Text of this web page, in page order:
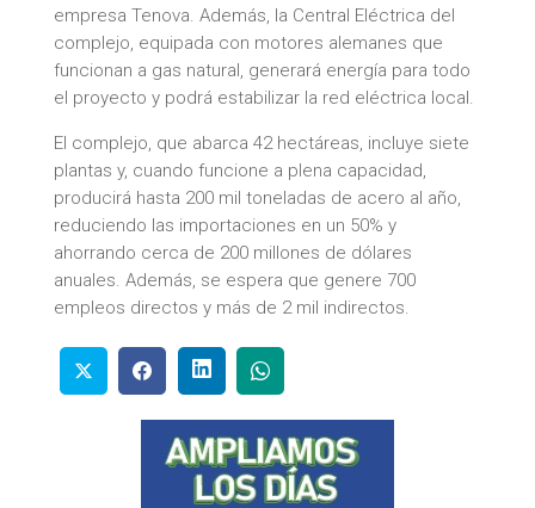
empresa Tenova. Además, la Central Eléctrica del
complejo, equipada con motores alemanes que
funcionan a gas natural, generará energía para todo
el proyecto y podrá estabilizar la red eléctrica local.
El complejo, que abarca 42 hectáreas, incluye siete
plantas y, cuando funcione a plena capacidad,
producirá hasta 200 mil toneladas de acero al año,
reduciendo las importaciones en un 50% y
ahorrando cerca de 200 millones de dólares
anuales. Además, se espera que genere 700
empleos directos y más de 2 mil indirectos.